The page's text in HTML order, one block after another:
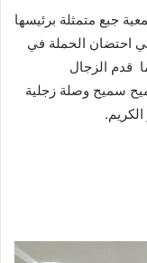
جبع متمثلة برئيسها
احتضان الحملة في
قدم الزجال
سميح وصلة زجلية